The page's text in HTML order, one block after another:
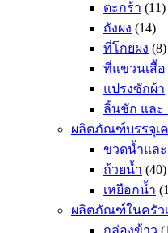
ตะกร้า (11)
ถังผง (14)
ที่โกยผง (8)
ที่แขวนเสื้อ
แปรงซักผ้า
ลิ้นชัก และ
ผลิตภัณฑ์บรรจุเ
ขวดน้ำแล
ถ้วยน้ำ (40)
เหยือกน้ำ
ผลิตภัณฑ์ในครัว
กล่องข้าว